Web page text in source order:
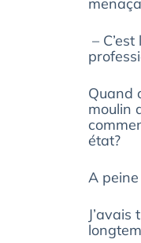
–
Quand
moulin
état?
A